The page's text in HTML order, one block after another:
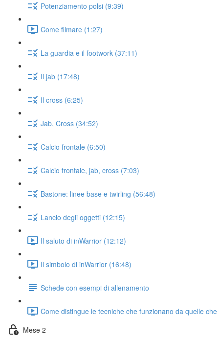
Potenziamento polsi (9:39)
Come filmare (1:27)
La guardia e il footwork (37:11)
Il jab (17:48)
Il cross (6:25)
Jab, Cross (34:52)
Calcio frontale (6:50)
Calcio frontale, jab, cross (7:03)
Bastone: linee base e twirling (56:48)
Lancio degli oggetti (12:15)
Il saluto di inWarrior (12:12)
Il simbolo di inWarrior (16:48)
Schede con esempi di allenamento
Come distingue le tecniche che funzionano da quelle
Mese 2